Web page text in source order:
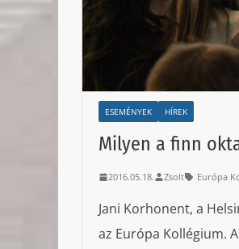
ESEMÉNYEK HÍREK
Milyen a finn
2016.05.18. Zsolt Európa
Jani Korhonent, a
az Európa Kollégium.